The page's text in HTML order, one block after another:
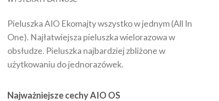
Pieluszka AIO Ekomajty wszystko w jednym (All In
One). Najłatwiejsza pieluszka wielorazowa w
obsłudze. Pieluszka najbardziej zbliżone w
użytkowaniu do jednorazówek.
Najważniejsze cechy AIO OS